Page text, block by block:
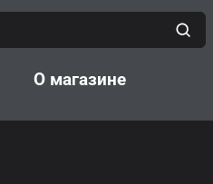
О магазине